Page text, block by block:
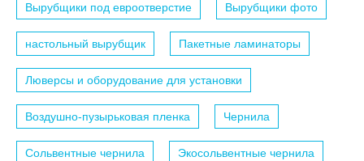
Вырубщики под евроотверстие Вырубщики фото
настольный вырубщик Пакетные ламинаторы
Люверсы и оборудование для установки
Воздушно-пузырьковая пленка Чернила
Сольвентные чернила Экосольвентные чернила